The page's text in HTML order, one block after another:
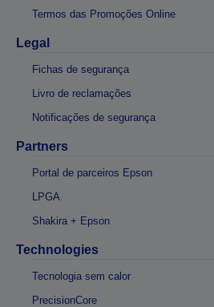
Termos das Promoções Online
Legal
Fichas de segurança
Livro de reclamações
Notificações de segurança
Partners
Portal de parceiros Epson
LPGA
Shakira + Epson
Technologies
Tecnologia sem calor
PrecisionCore